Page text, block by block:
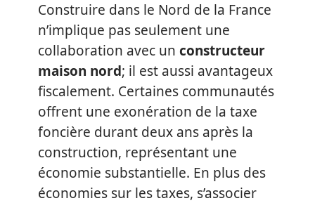
Construire dans le Nord de la France
n’implique pas seulement une
collaboration avec un constructeur
maison nord; il est aussi avantageux
fiscalement. Certaines communautés
offrent une exonération de la taxe
foncière durant deux ans après la
construction, représentant une
économie substantielle. En plus des
économies sur les taxes, s’associer